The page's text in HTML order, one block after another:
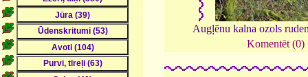
Augļēnu kalna ozols
Komentēt (0)